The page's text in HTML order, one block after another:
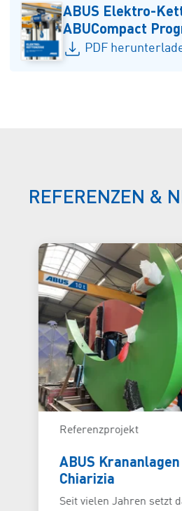
ABUS Elektro-
ABUCompact
PDF
REFERENZEN &
Referenzprojekt
ABUS
Chiarizia
Seit vielen Jahren setzt